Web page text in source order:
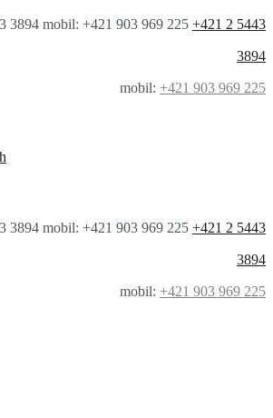
3894 mobil: +421 903 969 225 +421 2 5443
3894
mobil: +421 903 969 225
3894 mobil: +421 903 969 225 +421 2 5443
3894
mobil: +421 903 969 225